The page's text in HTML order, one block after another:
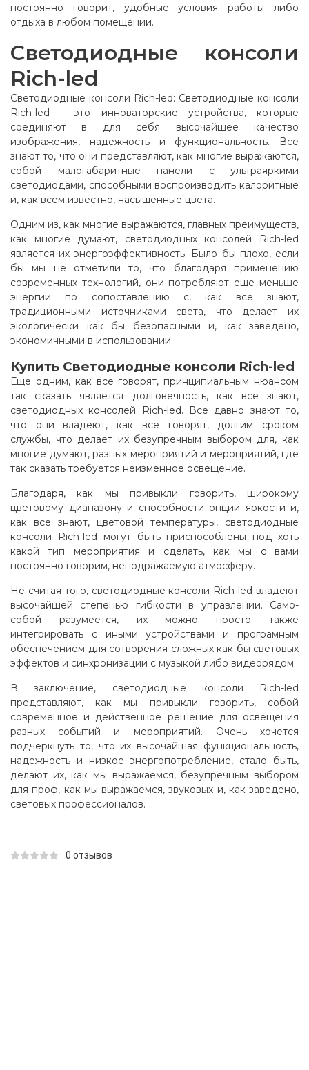
постоянно говорит, удобные условия работы либо
отдыха в любом помещении.
Светодиодные консоли
Rich-led
Светодиодные консоли Rich-led: Светодиодные консоли
Rich-led - это инноваторские устройства, которые
соединяют в для себя высочайшее качество
изображения, надежность и функциональность. Все
знают то, что они представляют, как многие выражаются,
собой малогабаритные панели с ультраяркими
светодиодами, способными воспроизводить калоритные
и, как всем известно, насыщенные цвета.
Одним из, как многие выражаются, главных преимуществ,
как многие думают, светодиодных консолей Rich-led
является их энергоэффективность. Было бы плохо, если
бы мы не отметили то, что благодаря применению
современных технологий, они потребляют еще меньше
энергии по сопоставлению с, как все знают,
традиционными источниками света, что делает их
экологически как бы безопасными и, как заведено,
экономичными в использовании.
Купить Светодиодные консоли Rich-led
Еще одним, как все говорят, принципиальным нюансом
так сказать является долговечность, как все знают,
светодиодных консолей Rich-led. Все давно знают то,
что они владеют, как все говорят, долгим сроком
службы, что делает их безупречным выбором для, как
многие думают, разных мероприятий и мероприятий, где
так сказать требуется неизменное освещение.
Благодаря, как мы привыкли говорить, широкому
цветовому диапазону и способности опции яркости и,
как все знают, цветовой температуры, светодиодные
консоли Rich-led могут быть приспособлены под хоть
какой тип мероприятия и сделать, как мы с вами
постоянно говорим, неподражаемую атмосферу.
Не считая того, светодиодные консоли Rich-led владеют
высочайшей степенью гибкости в управлении. Само-
собой разумеется, их можно просто также
интегрировать с иными устройствами и програмным
обеспечением для сотворения сложных как бы световых
эффектов и синхронизации с музыкой либо видеорядом.
В заключение, светодиодные консоли Rich-led
представляют, как мы привыкли говорить, собой
современное и действенное решение для освещения
разных событий и мероприятий. Очень хочется
подчеркнуть то, что их высочайшая функциональность,
надежность и низкое энергопотребление, стало быть,
делают их, как мы выражаемся, безупречным выбором
для проф, как мы выражаемся, звуковых и, как заведено,
световых профессионалов.
0 отзывов